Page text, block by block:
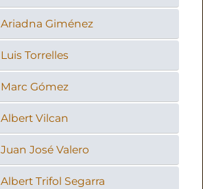
Ariadna Giménez
Luis Torrelles
Marc Gómez
Albert Vilcan
Juan José Valero
Albert Trifol Segarra